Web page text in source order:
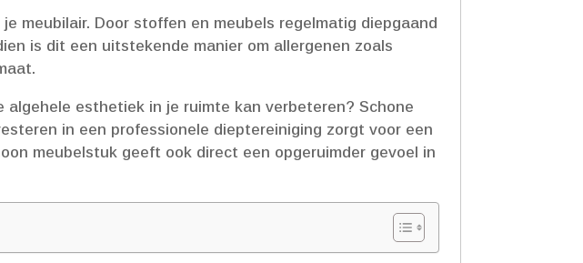
meubilair.​ Door stoffen en meubels regelmatig diepgaand
is dit een uitstekende manier om allergenen zoals
esthetiek in je ruimte kan verbeteren? Schone
in een professionele dieptereiniging zorgt voor een
meubelstuk geeft ook direct een opgeruimder gevoel in